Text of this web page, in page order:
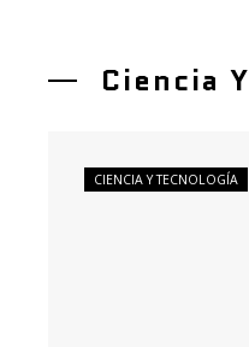
Ciencia
CIENCIA Y TECNOLOGÍA